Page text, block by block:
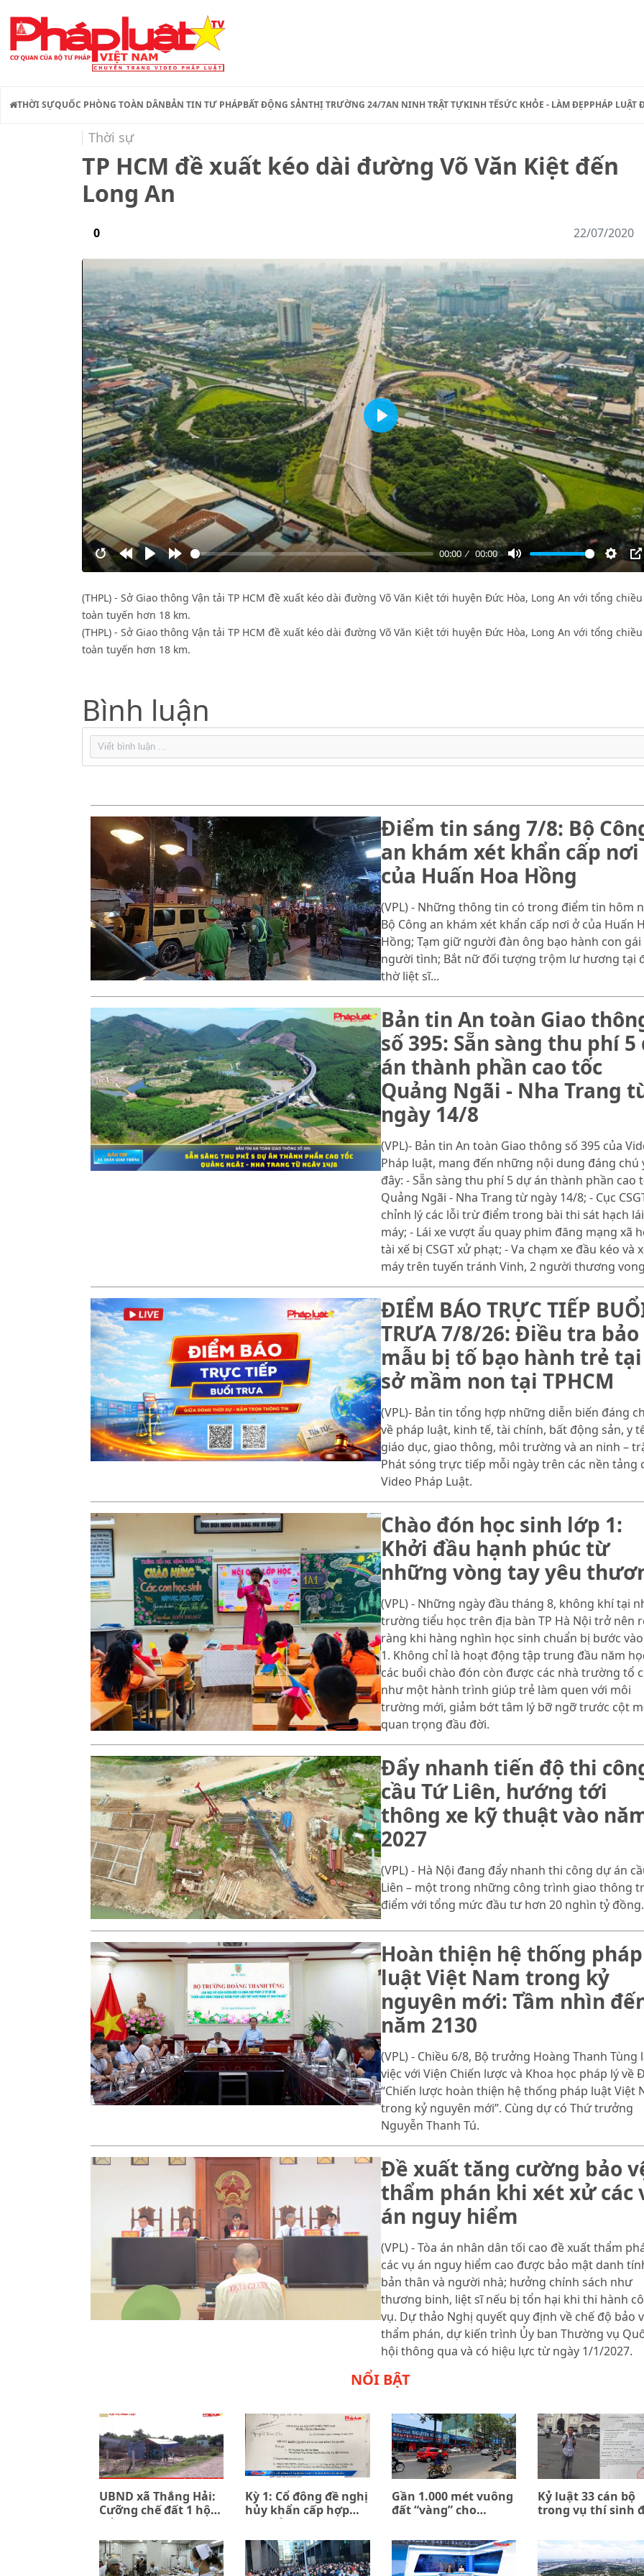
THỜI SỰQUỐC PHÒNG TOÀN DÂNBẢN TIN TƯ PHÁPBẤT ĐỘNG SẢNTHỊ TRƯỜNG 24/7AN NINH TRẬT TỰKINH TẾSỨC KHỎE - LÀM ĐẸPPHÁP LUẬT
Thời sự
TP HCM đề xuất kéo dài đường Võ Văn Kiệt đến
Long An
0 22/07/2020
Restart RewindPlay Forward
00:00 00:00
Mute Settings
PIP
Play
(THPL) - Sở Giao thông Vận tải TP HCM đề xuất kéo dài đường Võ Văn Kiệt tới huyện Đức Hòa, Long An với tổng
toàn tuyến hơn 18 km.
(THPL) - Sở Giao thông Vận tải TP HCM đề xuất kéo dài đường Võ Văn Kiệt tới huyện Đức Hòa, Long An với tổng
toàn tuyến hơn 18 km.
Bình luận
Điểm tin sáng 7/8: Bộ
an khám xét khẩn cấp nơi
của Huấn Hoa Hồng
(VPL) - Những thông tin có trong điểm tin hôm
Bộ Công an khám xét khẩn cấp nơi ở của Huấn
Hồng; Tạm giữ người đàn ông bạo hành con gái
người tình; Bắt nữ đối tượng trộm lư hương tại
thờ liệt sĩ...
Bản tin An toàn Giao
số 395: Sẵn sàng thu phí
án thành phần cao tốc
Quảng Ngãi - Nha Trang
ngày 14/8
(VPL)- Bản tin An toàn Giao thông số 395 của
Pháp luật, mang đến những nội dung đáng chú
đây: - Sẵn sàng thu phí 5 dự án thành phần cao
Quảng Ngãi - Nha Trang từ ngày 14/8; - Cục
chỉnh lý các lỗi trừ điểm trong bài thi sát hạch
máy; - Lái xe vượt ẩu quay phim đăng mạng xã
tài xế bị CSGT xử phạt; - Va chạm xe đầu kéo và
máy trên tuyến tránh Vinh, 2 người thương
ĐIỂM BÁO TRỰC TIẾP
TRƯA 7/8/26: Điều tra bảo
mẫu bị tố bạo hành trẻ
sở mầm non tại TPHCM
(VPL)- Bản tin tổng hợp những diễn biến đáng
về pháp luật, kinh tế, tài chính, bất động sản, y
giáo dục, giao thông, môi trường và an ninh –
Phát sóng trực tiếp mỗi ngày trên các nền tảng
Video Pháp Luật.
Chào đón học sinh lớp 1:
Khởi đầu hạnh phúc từ
những vòng tay yêu
(VPL) - Những ngày đầu tháng 8, không khí tại
trường tiểu học trên địa bàn TP Hà Nội trở nên
ràng khi hàng nghìn học sinh chuẩn bị bước
1. Không chỉ là hoạt động tập trung đầu năm
các buổi chào đón còn được các nhà trường tổ
như một hành trình giúp trẻ làm quen với môi
trường mới, giảm bớt tâm lý bỡ ngỡ trước cột
quan trọng đầu đời.
Đẩy nhanh tiến độ thi
cầu Tứ Liên, hướng tới
thông xe kỹ thuật vào
2027
(VPL) - Hà Nội đang đẩy nhanh thi công dự án
Liên – một trong những công trình giao thông
điểm với tổng mức đầu tư hơn 20 nghìn tỷ đồng.
Hoàn thiện hệ thống pháp
luật Việt Nam trong kỷ
nguyên mới: Tầm nhìn
năm 2130
(VPL) - Chiều 6/8, Bộ trưởng Hoàng Thanh Tùng
việc với Viện Chiến lược và Khoa học pháp lý về
“Chiến lược hoàn thiện hệ thống pháp luật Việt
trong kỷ nguyên mới”. Cùng dự có Thứ trưởng
Nguyễn Thanh Tú.
Đề xuất tăng cường bảo
thẩm phán khi xét xử các
án nguy hiểm
(VPL) - Tòa án nhân dân tối cao đề xuất thẩm
các vụ án nguy hiểm cao được bảo mật danh
bản thân và người nhà; hưởng chính sách như
thương binh, liệt sĩ nếu bị tổn hại khi thi hành
vụ. Dự thảo Nghị quyết quy định về chế độ bảo
thẩm phán, dự kiến trình Ủy ban Thường vụ
hội thông qua và có hiệu lực từ ngày 1/1/2027.
NỔI BẬT
UBND xã Thắng Hải:
Cưỡng chế đất 1 hộ
để đền bù 7 hộ (kỳ 1)
Kỳ 1: Cổ đông đề nghị
hủy khẩn cấp hợp
đồng ủy quyền giữa
PPIP và Sacombank
Gần 1.000 mét vuông
đất “vàng” cho
Kỷ luật 33 cán bộ
trong vụ thí sinh
trả về